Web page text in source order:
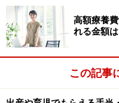
の等級に分かれています
なお、健康保険の加入
①加入期間中の平均標
②加入する健康保険組
高額療養
れる金額
この記事